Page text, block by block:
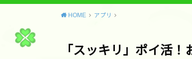
HOME アプリ
「スッキリ」ポイ活！